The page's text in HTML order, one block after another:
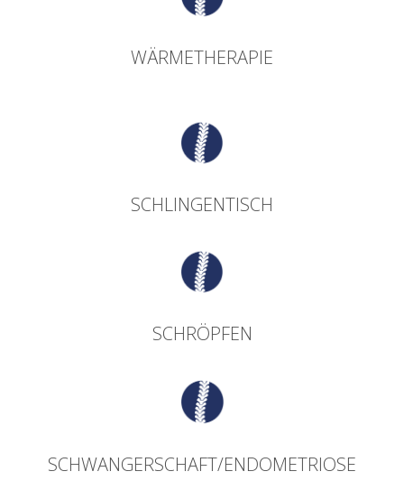
WÄRMETHERAPIE
SCHLINGENTISCH
SCHRÖPFEN
SCHWANGERSCHAFT/ENDOMETRIOSE